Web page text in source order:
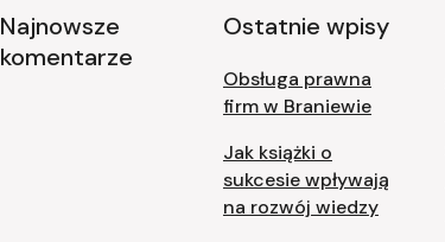
Najnowsze
komentarze
Ostatnie wpisy
Obsługa prawna
firm w Braniewie
Jak książki o
sukcesie wpływają
na rozwój wiedzy